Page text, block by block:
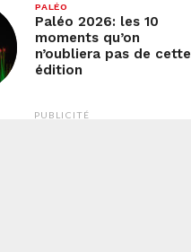
PALÉO
Paléo 2026: les 10
moments qu’on
n’oubliera pas de cette
édition
PUBLICITÉ